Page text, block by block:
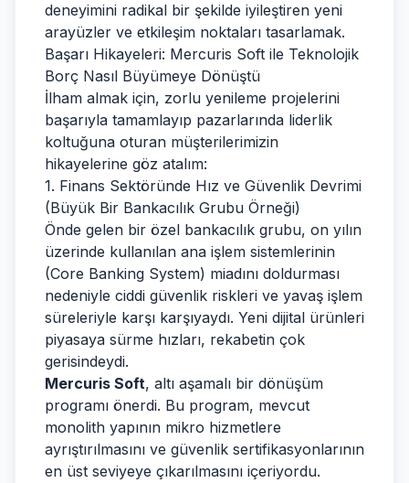
deneyimini radikal bir şekilde iyileştiren yeni
arayüzler ve etkileşim noktaları tasarlamak.
Başarı Hikayeleri: Mercuris Soft ile Teknolojik
Borç Nasıl Büyümeye Dönüştü
İlham almak için, zorlu yenileme projelerini
başarıyla tamamlayıp pazarlarında liderlik
koltuğuna oturan müşterilerimizin
hikayelerine göz atalım:
1. Finans Sektöründe Hız ve Güvenlik Devrimi
(Büyük Bir Bankacılık Grubu Örneği)
Önde gelen bir özel bankacılık grubu, on yılın
üzerinde kullanılan ana işlem sistemlerinin
(Core Banking System) miadını doldurması
nedeniyle ciddi güvenlik riskleri ve yavaş işlem
süreleriyle karşı karşıyaydı. Yeni dijital ürünleri
piyasaya sürme hızları, rekabetin çok
gerisindeydi.
Mercuris Soft, altı aşamalı bir dönüşüm
programı önerdi. Bu program, mevcut
monolith yapının mikro hizmetlere
ayrıştırılmasını ve güvenlik sertifikasyonlarının
en üst seviyeye çıkarılmasını içeriyordu.